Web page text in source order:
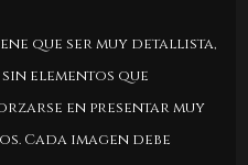
que sermuy detallista,
sin elementos que
en presentar muy
Cada imagen debe